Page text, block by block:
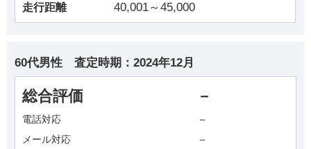
走行距離 40,001～45,000
60代男性 査定時期： 2024年12月
総合評価 －
電話対応 －
メール対応 －